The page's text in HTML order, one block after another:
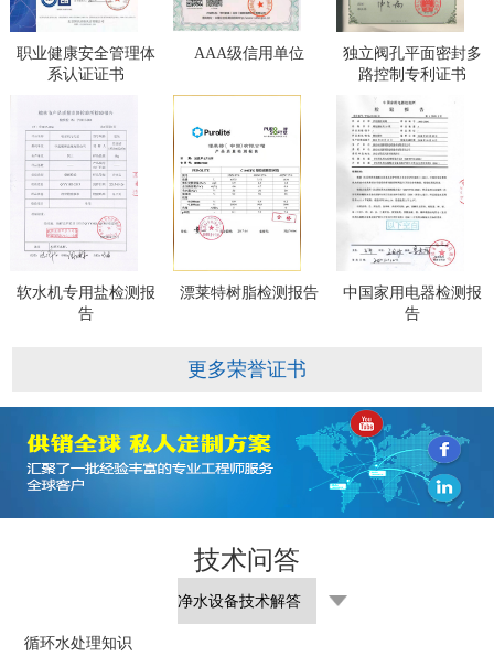
职业健康安全管理体
系认证证书
AAA级信用单位
独立阀孔平面密封多
路控制专利证书
软水机专用盐检测报
告
漂莱特树脂检测报告
中国家用电器检测报
告
更多荣誉证书
技术问答
循环水处理知识